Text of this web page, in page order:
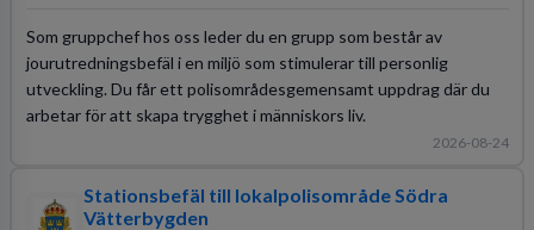
Som gruppchef hos oss leder du en grupp som består av
jourutredningsbefäl i en miljö som stimulerar till personlig
utveckling. Du får ett polisområdesgemensamt uppdrag där du
arbetar för att skapa trygghet i människors liv.
2026-08-24
Stationsbefäl till lokalpolisområde Södra
Vätterbygden